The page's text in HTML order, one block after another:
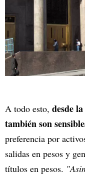
A todo esto, desde
también son
preferencia por
salidas en pesos y
títulos en pesos.